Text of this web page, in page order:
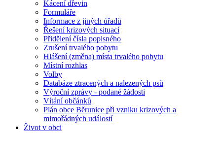
Kácení dřevin
Formuláře
Informace z jiných úřadů
Řešení krizových situací
Přidělení čísla popisného
Zrušení trvalého pobytu
Hlášení (změna) místa trvalého pobytu
Místní rozhlas
Volby
Databáze ztracených a nalezených psů
Výroční zprávy - podané žádosti
Vítání občánků
Plán obce Běrunice při vzniku krizových a
mimořádných událostí
Život v obci